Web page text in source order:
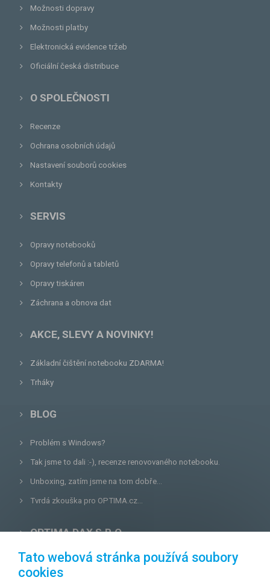
Možnosti dopravy
Možnosti platby
Elektronická evidence tržeb
Oficiální česká distribuce
O SPOLEČNOSTI
Recenze
Ochrana osobních údajů
Nastavení souborů cookies
Kontakty
SERVIS
Opravy notebooků
Opravy telefonů a tabletů
Opravy tiskáren
Záchrana a obnova dat
AKCE, SLEVY A NOVINKY!
Základní čištění notebooku ZDARMA!
Trháky
BLOG
Problém s Windows?
Tak jsme to dali :-), recenze renovovaného notebooku.
Unboxing, zatím jsme na tom dobře...
Tvrdá zkouška pro OPTIMA.cz...
OPTIMA DAX S.R.O.
Lazecká 46/3, 779 00Olomouc
Tato webová stránka používá soubory
cookies